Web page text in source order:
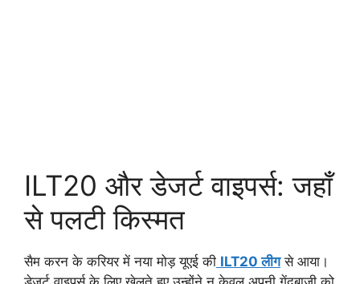
ILT20 और डेजर्ट वाइपर्स: जहाँ
से पलटी किस्मत
सैम करन के करियर में नया मोड़ यूएई की ILT20 लीगसे आया।